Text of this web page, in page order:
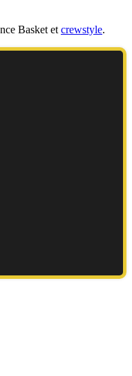
Basket et crewstyle.